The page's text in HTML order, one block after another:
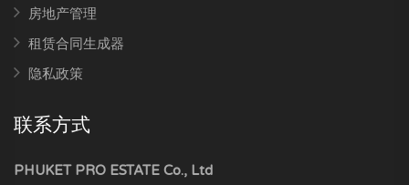
房地产管理
租赁合同生成器
隐私政策
联系方式
PHUKET PRO ESTATE Co., Ltd